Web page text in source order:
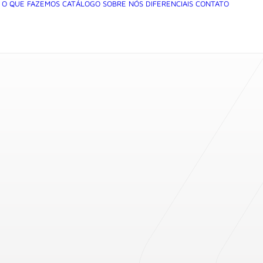
O QUE FAZEMOS CATÁLOGO SOBRE NÓS DIFERENCIAIS CONTATO